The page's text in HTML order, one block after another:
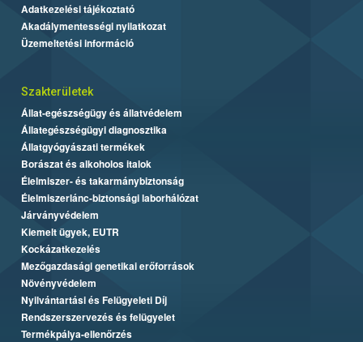
Adatkezelési tájékoztató
Akadálymentességi nyilatkozat
Üzemeltetési információ
Szakterületek
Állat-egészségügy és állatvédelem
Állategészségügyi diagnosztika
Állatgyógyászati termékek
Borászat és alkoholos italok
Élelmiszer- és takarmánybiztonság
Élelmiszerlánc-biztonsági laborhálózat
Járványvédelem
Kiemelt ügyek, EUTR
Kockázatkezelés
Mezőgazdasági genetikai erőforrások
Növényvédelem
Nyilvántartási és Felügyeleti Díj
Rendszerszervezés és felügyelet
Termékpálya-ellenőrzés